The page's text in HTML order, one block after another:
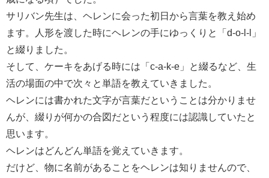
サリバン先生は、ヘレンに会った初日から言葉を教え始め
ます。人形を渡した時にヘレンの手にゆっくりと「d-o-l-l」
と綴りました。
そして、ケーキをあげる時には「c-a-k-e」と綴るなど、生
活の場面の中で次々と単語を教えていきました。
ヘレンには書かれた文字が言葉だということは分かりませ
んが、綴りが何かの合図だという程度には認識していたと
思います。
ヘレンはどんどん単語を覚えていきます。
だけど、物に名前があることをヘレンは知りませんので、